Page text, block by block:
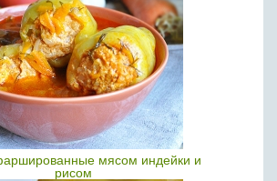
мясом индейки и
рисом